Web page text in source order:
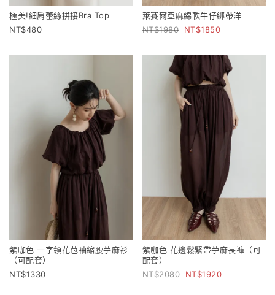
極美!細肩蕾絲拼接Bra Top
480
萊賽爾亞麻綿軟牛仔綁帶洋
1980
1850
紫咖色 一字領花苞袖縮腰苧麻衫
（可配套）
1330
紫咖色 花邊鬆緊帶苧麻長褲（可
配套）
2080
1920